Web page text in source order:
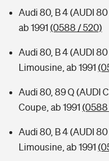
Audi 80, B 4 (AUDI
ab 1991 (0588 / 520)
Audi 80, B 4 (AUDI 80
Limousine, ab 1991
Audi 80, 89 Q (AUDI
Coupe, ab 1991 (0588
Audi 80, B 4 (AUDI 80
Limousine, ab 1991